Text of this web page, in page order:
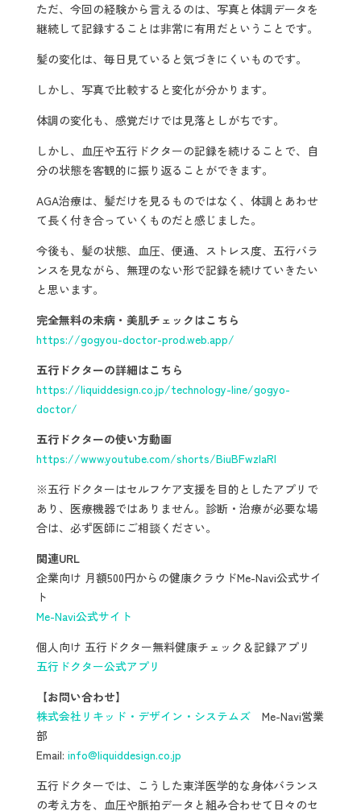
ただ、今回の経験から言えるのは、写真と体調データを
継続して記録することは非常に有用だということです。
髪の変化は、毎日見ていると気づきにくいものです。
しかし、写真で比較すると変化が分かります。
体調の変化も、感覚だけでは見落としがちです。
しかし、血圧や五行ドクターの記録を続けることで、自
分の状態を客観的に振り返ることができます。
AGA治療は、髪だけを見るものではなく、体調とあわせ
て長く付き合っていくものだと感じました。
今後も、髪の状態、血圧、便通、ストレス度、五行バラ
ンスを見ながら、無理のない形で記録を続けていきたい
と思います。
完全無料の未病・美肌チェックはこちら
https://gogyou-doctor-prod.web.app/
五行ドクターの詳細はこちら
https://liquiddesign.co.jp/technology-line/gogyo-
doctor/
五行ドクターの使い方動画
https://www.youtube.com/shorts/BiuBFwzIaRI
※五行ドクターはセルフケア支援を目的としたアプリで
あり、医療機器ではありません。診断・治療が必要な場
合は、必ず医師にご相談ください。
関連URL
企業向け 月額500円からの健康クラウドMe-Navi公式サイ
ト
Me-Navi公式サイト
個人向け 五行ドクター無料健康チェック＆記録アプリ
五行ドクター公式アプリ
【お問い合わせ】
株式会社リキッド・デザイン・システムズMe-Navi営業
部
Email: info@liquiddesign.co.jp
五行ドクターでは、こうした東洋医学的な身体バランス
の考え方を、血圧や脈拍データと組み合わせて日々のセ